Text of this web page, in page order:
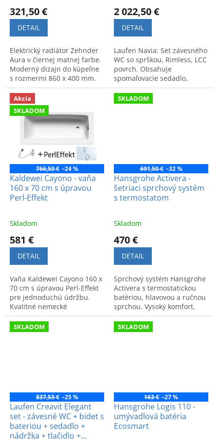
321,50 €
DETAIL
Elektrický radiátor Zehnder
Aura v čiernej matnej farbe.
Moderný dizajn do kúpeľne
s rozmermi 860 x 400 mm.
Spája štýl a funkčnosť pre
váš tepelný komfort.
2 022,50 €
DETAIL
Laufen Navia: Set závesného
WC so sprškou, Rimless, LCC
povrch. Obsahuje
spomaľovacie sedadlo,
nádržku a voliteľné tlačidlo.
Súčasťou je darček.
Akcia
SKLADOM
766,50 € –24 %
Kaldewei Cayono - vaňa
160 x 70 cm s úpravou
Perl-Effekt
Skladom
581 €
DETAIL
Vaňa Kaldewei Cayono 160 x
70 cm s úpravou Perl-Effekt
pre jednoduchú údržbu.
Kvalitné nemecké
spracovanie a funkčný
dizajn.
SKLADOM
691,50 € –32 %
Hansgrohe Activera -
šetriaci sprchový systém
s termostatom
Skladom
470 €
DETAIL
Sprchový systém Hansgrohe
Activera s termostatickou
batériou, hlavovou a ručnou
sprchou. Vysoký komfort,
úspora vody a zníženie
prevádzkových nákladov.
SKLADOM
837,53 € –25 %
Laufen Creavit Elegant
set - závesné WC + bidet s
bateriou + sedadlo +
nádržka + tlačidlo +
SKLADOM
163 € –27 %
Hansgrohe Logis 110 -
umývadlová batéria
Ecosmart